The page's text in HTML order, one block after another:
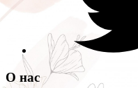
О нас